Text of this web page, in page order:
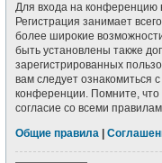
Для входа на конференцию
Регистрация занимает
более широкие
быть установлены также
зарегистрированных
вам следует ознакомиться
конференции. Помните,
согласие со всеми
Общие правила